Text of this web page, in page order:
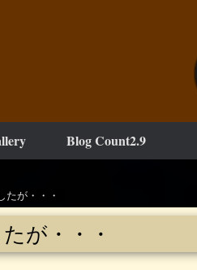
Blog Count2.9
たが・・・
が・・・